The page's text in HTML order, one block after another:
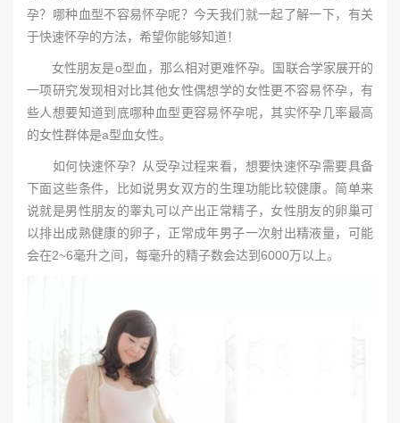
孕？哪种血型不容易怀孕呢？今天我们就一起了解一下，有关
于快速怀孕的方法，希望你能够知道！
女性朋友是o型血，那么相对更难怀孕。国联合学家展开的
一项研究发现相对比其他女性偶想学的女性更不容易怀孕，有
些人想要知道到底哪种血型更容易怀孕呢，其实怀孕几率最高
的女性群体是a型血女性。
如何快速怀孕？从受孕过程来看，想要快速怀孕需要具备
下面这些条件，比如说男女双方的生理功能比较健康。简单来
说就是男性朋友的睾丸可以产出正常精子，女性朋友的卵巢可
以排出成熟健康的卵子，正常成年男子一次射出精液量，可能
会在2~6毫升之间，每毫升的精子数会达到6000万以上。